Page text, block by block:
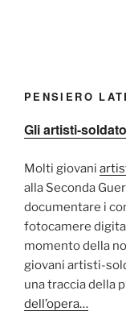
PENSIERO
Gli artisti-
Molti giovani
alla Seconda
documentare i
fotocamere
momento della
giovani artisti-
una traccia della
dell’opera…